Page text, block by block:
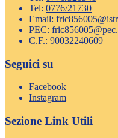
Tel: 0776/21730
Email:
PEC:
C.F.: 90032240609
Seguici su
Facebook
Instagram
Sezione Link Utili